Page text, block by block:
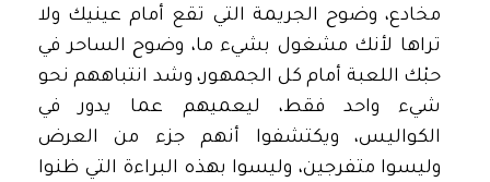
مخادع، وضوح الجريمة التي تقع أمام عينيك ولا
تراها لأنك مشغول بشيء ما، وضوح الساحر في
حبْك اللعبة أمام كل الجمهور، وشد انتباههم نحو
شيء واحد فقط، ليعميهم عما يدور في
الكواليس، ويكتشفوا أنهم جزء من العرض
وليسوا متفرجين، وليسوا بهذه البراءة التي ظنوا